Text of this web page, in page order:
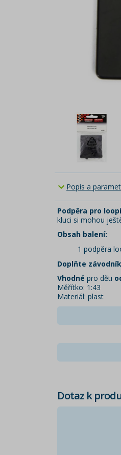
Popis a
Podpěra pro
kluci si mohou
Obsah balení:
1 podpěra
Doplňte
Vhodné pro děti
Měřítko: 1:43
Materiál: plast
Dotaz k